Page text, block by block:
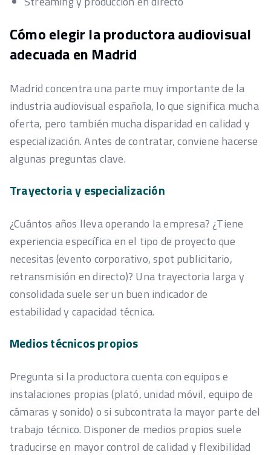
Cómo elegir la productora audiovisual
adecuada en Madrid
Madrid concentra una parte muy importante de la
industria audiovisual española, lo que significa mucha
oferta, pero también mucha disparidad en calidad y
especialización. Antes de contratar, conviene hacerse
algunas preguntas clave.
Trayectoria y especialización
¿Cuántos años lleva operando la empresa? ¿Tiene
experiencia específica en el tipo de proyecto que
necesitas (evento corporativo, spot publicitario,
retransmisión en directo)? Una trayectoria larga y
consolidada suele ser un buen indicador de
estabilidad y capacidad técnica.
Medios técnicos propios
Pregunta si la productora cuenta con equipos e
instalaciones propias (plató, unidad móvil, equipo de
cámaras y sonido) o si subcontrata la mayor parte del
trabajo técnico. Disponer de medios propios suele
traducirse en mayor control de calidad y flexibilidad